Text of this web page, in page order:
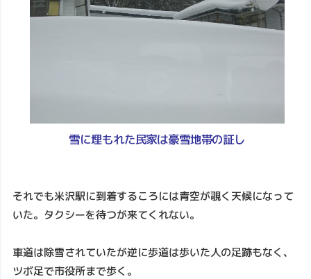
雪に埋もれた民家は豪雪地帯の証し
それでも米沢駅に到着するころには青空が覗く天候になって
いた。タクシーを待つが来てくれない。
車道は除雪されていたが逆に歩道は歩いた人の足跡もなく、
ツボ足で市役所まで歩く。